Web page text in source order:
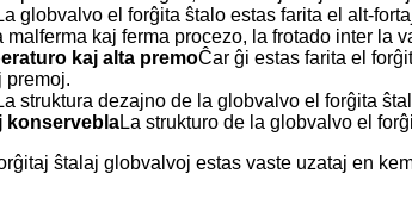
globvalvo el forĝita ŝtalo estas farita el alt-
malferma kaj ferma procezo, la frotado inter la
kaj alta premoĈar ĝi estas farita el
premoj.
struktura dezajno de la globvalvo el forĝita
konserveblaLa strukturo de la globvalvo el
ŝtalaj globvalvoj estas vaste uzataj en